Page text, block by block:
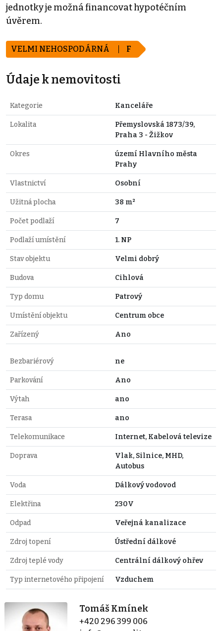
jednotky je možná financovat hypotéčním
úvěrem.
VELMI NEHOSPODÁRNÁ F
Údaje k nemovitosti
Kategorie Kanceláře
Lokalita
Přemyslovská 1873/39,
Praha 3 - Žižkov
Okres
území Hlavního města
Prahy
Vlastnictví Osobní
Užitná plocha 38 m²
Počet podlaží 7
Podlaží umístění 1. NP
Stav objektu Velmi dobrý
Budova Cihlová
Typ domu Patrový
Umístění objektu Centrum obce
Zařízený Ano
Bezbariérový ne
Parkování Ano
Výtah ano
Terasa ano
Telekomunikace Internet, Kabelová televize
Doprava
Vlak, Silnice, MHD,
Autobus
Voda Dálkový vodovod
Elektřina 230V
Odpad Veřejná kanalizace
Zdroj topení Ústřední dálkové
Zdroj teplé vody Centrální dálkový ohřev
Typ internetového připojení Vzduchem
Tomáš Kmínek
+420 296 399 006